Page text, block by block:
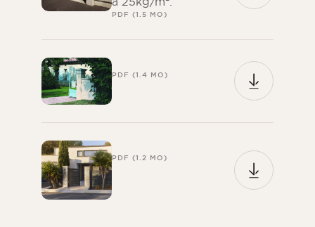
PDF (1.5 MO)
PDF (1.4 MO)
PDF (1.2 MO)